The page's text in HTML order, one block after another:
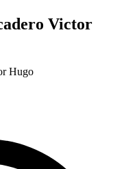
Victor
Hugo